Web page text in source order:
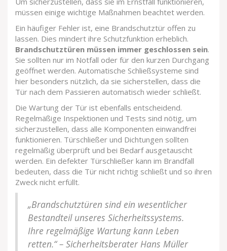
müssen einige wichtige Maßnahmen beachtet werden.
Ein häufiger Fehler ist, eine Brandschutztür offen zu
lassen. Dies mindert ihre Schutzfunktion erheblich.
Brandschutztüren müssen immer geschlossen sein.
Sie sollten nur im Notfall oder für den kurzen Durchgang
geöffnet werden. Automatische Schließsysteme sind
hier besonders nützlich, da sie sicherstellen, dass die
Tür nach dem Passieren automatisch wieder schließt.
Die Wartung der Tür ist ebenfalls entscheidend.
Regelmäßige Inspektionen und Tests sind nötig, um
sicherzustellen, dass alle Komponenten einwandfrei
funktionieren. Türschließer und Dichtungen sollten
regelmäßig überprüft und bei Bedarf ausgetauscht
werden. Ein defekter Türschließer kann im Brandfall
bedeuten, dass die Tür nicht richtig schließt und so ihren
Zweck nicht erfüllt.
„Brandschutztüren sind ein wesentlicher
Bestandteil unseres Sicherheitssystems.
Ihre regelmäßige Wartung kann Leben
retten.“ – Sicherheitsberater Hans Müller